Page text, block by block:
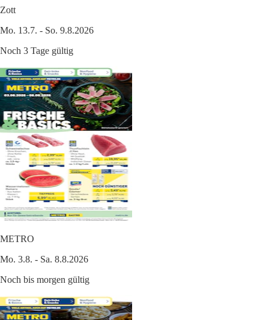
Zott
Mo. 13.7. - So. 9.8.2026
Noch 3 Tage gültig
METRO
Mo. 3.8. - Sa. 8.8.2026
Noch bis morgen gültig